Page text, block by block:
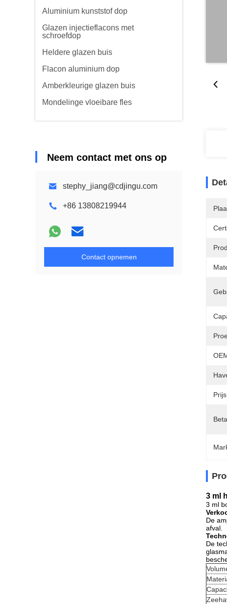
Aluminium kunststof dop
Glazen injectieflacons met
schroefdop
Heldere glazen buis
Flacon aluminium dop
Amberkleurige glazen buis
Mondelinge vloeibare fles
Neem contact met ons op
stephy_jiang@cdjingu.com
+86 13808219944
Contact opnemen
3 ml
3 ml
De
afval.
De